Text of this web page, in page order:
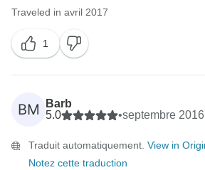
Traveled in avril 2017
1
BM
Barb
5.0
•septembre 2016
Traduit automatiquement. View in
Notez cette traduction